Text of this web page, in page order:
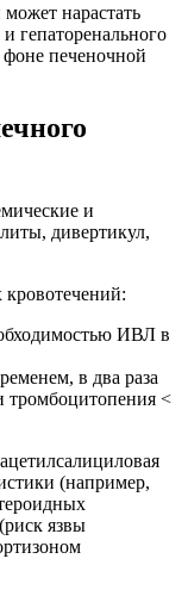
нарастать
гепаторенального
печеночной
и
дивертикул,
ИВЛ в
в два раза
<
(например,
язвы